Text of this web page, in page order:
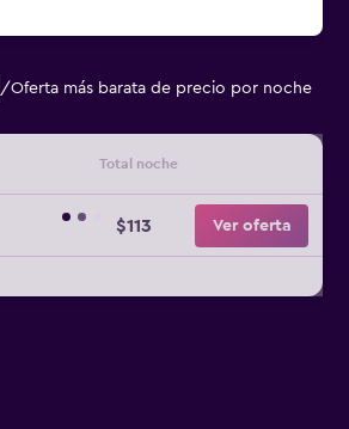
/Oferta más barata de precio por noche
Total noche
$113 Ver oferta